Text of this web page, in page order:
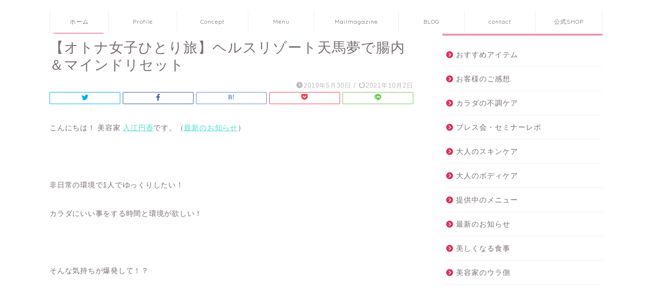
ホーム Profile Concept Menu Mailmagazine BLOG contact 公式SHOP
【オトナ女子ひとり旅】ヘルスリゾート天馬夢で腸内
＆マインドリセット
2019年5月30日 / 2021年10月2日
こんにちは！ 美容家 入江円香です。（最新のお知らせ）
非日常の環境で1人でゆっくりしたい！
カラダにいい事をする時間と環境が欲しい！
そんな気持ちが爆発して！？
カテゴリー
おすすめアイテム
お客様のご感想
カラダの不調ケア
プレス会・セミナーレポ
大人のスキンケア
大人のボディケア
提供中のメニュー
最新のお知らせ
美しくなる食事
美容家のウラ側